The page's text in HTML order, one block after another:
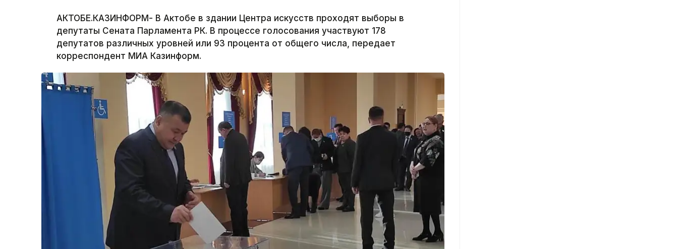
АКТОБЕ.КАЗИНФОРМ- В Актобе в здании Центра искусств проходят выборы в
депутаты Сената Парламента РК. В процессе голосования участвуют 178
депутатов различных уровней или 93 процента от общего числа, передает
корреспондент МИА Казинформ.